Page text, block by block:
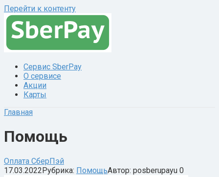
Перейти к контенту
Сервис SberPay
О сервисе
Акции
Карты
Главная
Помощь
Оплата СберПэй
17.03.2022Рубрика: ПомощьАвтор: posberupayu 0